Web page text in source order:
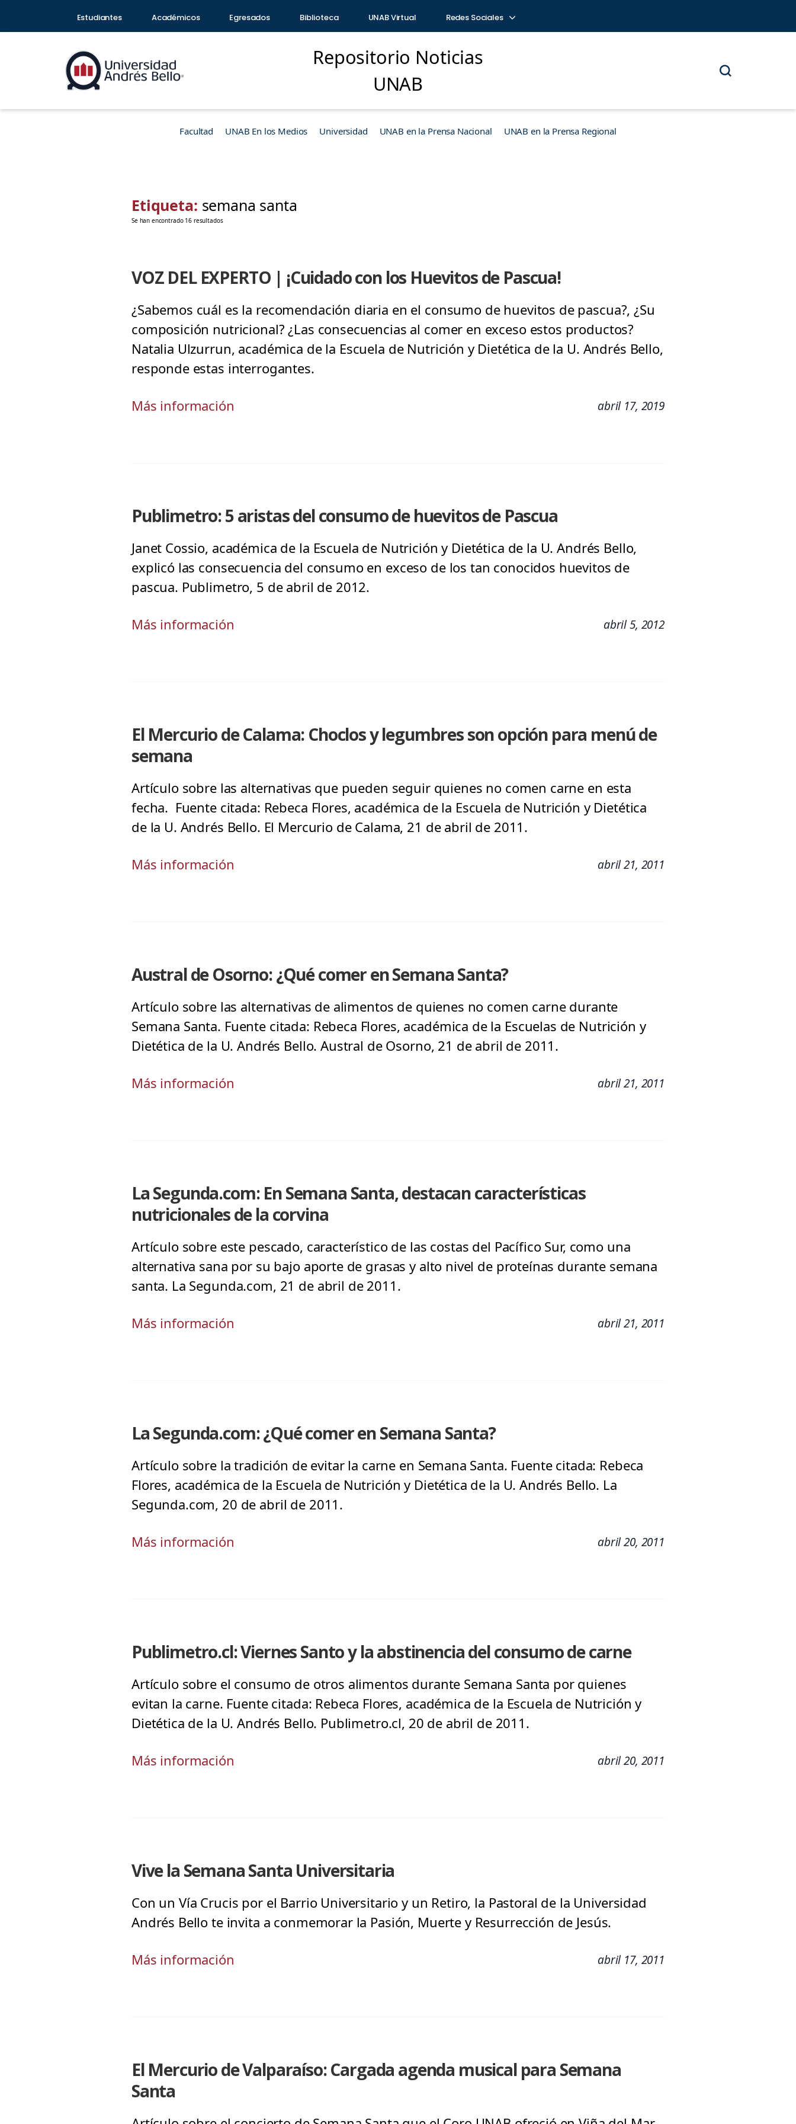
Estudiantes Académicos Egresados Biblioteca UNAB Virtual Redes Sociales
Repositorio Noticias
UNAB
Facultad UNAB En los Medios Universidad UNAB en la Prensa Nacional UNAB en la Prensa Regional
Etiqueta: semana santa
Se han encontrado 16 resultados
VOZ DEL EXPERTO | ¡Cuidado con los Huevitos de Pascua!
¿Sabemos cuál es la recomendación diaria en el consumo de huevitos de pascua?, ¿Su
composición nutricional? ¿Las consecuencias al comer en exceso estos productos?
Natalia Ulzurrun, académica de la Escuela de Nutrición y Dietética de la U. Andrés Bello,
responde estas interrogantes.
Más información abril 17, 2019
Publimetro: 5 aristas del consumo de huevitos de Pascua
Janet Cossio, académica de la Escuela de Nutrición y Dietética de la U. Andrés Bello,
explicó las consecuencia del consumo en exceso de los tan conocidos huevitos de
pascua. Publimetro, 5 de abril de 2012.
Más información abril 5, 2012
El Mercurio de Calama: Choclos y legumbres son opción para menú de
semana
Artículo sobre las alternativas que pueden seguir quienes no comen carne en esta
fecha. Fuente citada: Rebeca Flores, académica de la Escuela de Nutrición y Dietética
de la U. Andrés Bello. El Mercurio de Calama, 21 de abril de 2011.
Más información abril 21, 2011
Austral de Osorno: ¿Qué comer en Semana Santa?
Artículo sobre las alternativas de alimentos de quienes no comen carne durante
Semana Santa. Fuente citada: Rebeca Flores, académica de la Escuelas de Nutrición y
Dietética de la U. Andrés Bello. Austral de Osorno, 21 de abril de 2011.
Más información abril 21, 2011
La Segunda.com: En Semana Santa, destacan características
nutricionales de la corvina
Artículo sobre este pescado, característico de las costas del Pacífico Sur, como una
alternativa sana por su bajo aporte de grasas y alto nivel de proteínas durante semana
santa. La Segunda.com, 21 de abril de 2011.
Más información abril 21, 2011
La Segunda.com: ¿Qué comer en Semana Santa?
Artículo sobre la tradición de evitar la carne en Semana Santa. Fuente citada: Rebeca
Flores, académica de la Escuela de Nutrición y Dietética de la U. Andrés Bello. La
Segunda.com, 20 de abril de 2011.
Más información abril 20, 2011
Publimetro.cl: Viernes Santo y la abstinencia del consumo de carne
Artículo sobre el consumo de otros alimentos durante Semana Santa por quienes
evitan la carne. Fuente citada: Rebeca Flores, académica de la Escuela de Nutrición y
Dietética de la U. Andrés Bello. Publimetro.cl, 20 de abril de 2011.
Más información abril 20, 2011
Vive la Semana Santa Universitaria
Con un Vía Crucis por el Barrio Universitario y un Retiro, la Pastoral de la Universidad
Andrés Bello te invita a conmemorar la Pasión, Muerte y Resurrección de Jesús.
Más información abril 17, 2011
El Mercurio de Valparaíso: Cargada agenda musical para Semana
Santa